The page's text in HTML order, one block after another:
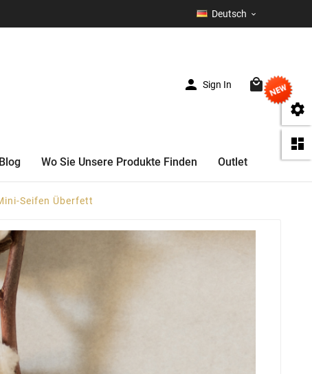


Deutsch 
 Sign In (0)
Wo Sie Unsere Produkte Finden Outlet
Seifen Überfett